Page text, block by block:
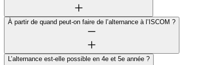
À partir de quand peut-on faire de l’alternance à l’ISCOM ?
L’alternance est-elle possible en 4e et 5e année ?